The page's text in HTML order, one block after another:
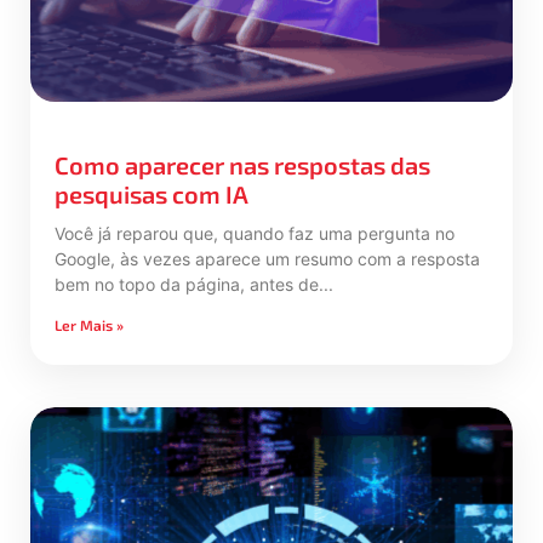
Como aparecer nas respostas das
pesquisas com IA
Você já reparou que, quando faz uma pergunta no
Google, às vezes aparece um resumo com a resposta
bem no topo da página, antes de
Ler Mais »